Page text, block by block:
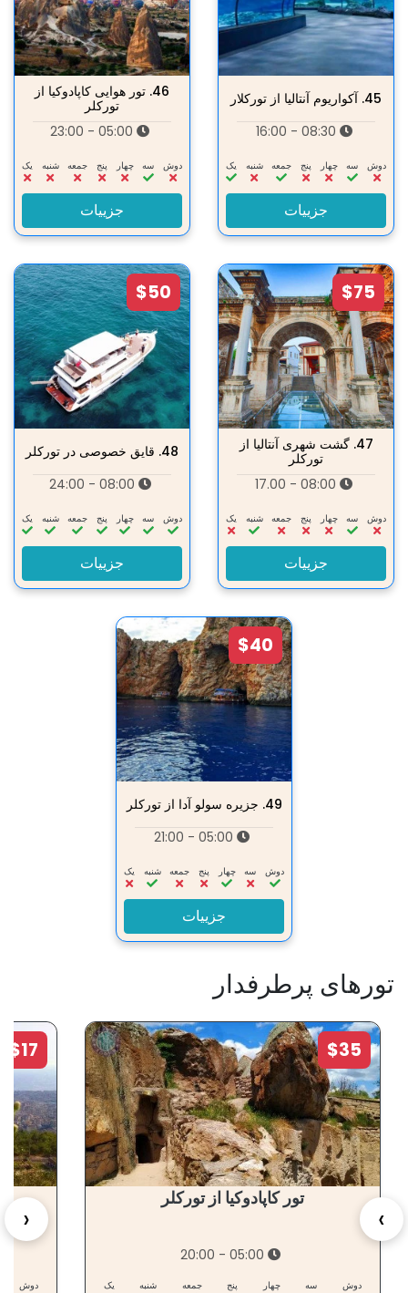
45. آکواریوم آنتالیا از توركلار
دوش سه‌ چهار پنج جمعه شنبه یک
جزییات
46. تور هوایی کاپادوکیا از
تورکلر
دوش سه‌ چهار پنج جمعه شنبه یک
جزییات
$75
47. گشت شهری آنتالیا از
تورکلر
دوش سه‌ چهار پنج جمعه شنبه یک
جزییات
$50
48. قایق خصوصی در تورکلر
دوش سه‌ چهار پنج جمعه شنبه یک
جزییات
$40
49. جزیره سولو آدا از تورکلر
دوش سه‌ چهار پنج جمعه شنبه یک
جزییات
تورهای پرطرفدار
‹
$35
تور کاپادوکیا از تورکلر
دوش سه‌ چهار پنج جمعه شنبه یک
$17
دوش
›